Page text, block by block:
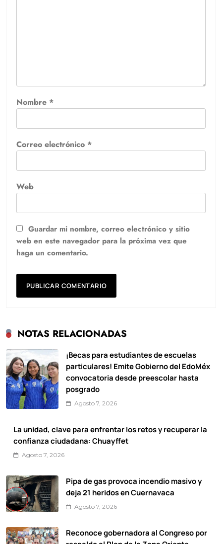
Nombre *
Correo electrónico *
Web
Guardar mi nombre, correo electrónico y sitio
web en este navegador para la próxima vez que
haga un comentario.
NOTAS RELACIONADAS
¡Becas para estudiantes de escuelas
particulares! Emite Gobierno del EdoMéx
convocatoria desde preescolar hasta
posgrado
Agosto 7, 2026
La unidad, clave para enfrentar los retos y recuperar la
confianza ciudadana: Chuayffet
Agosto 7, 2026
Pipa de gas provoca incendio masivo y
deja 21 heridos en Cuernavaca
Agosto 7, 2026
Reconoce gobernadora al Congreso por